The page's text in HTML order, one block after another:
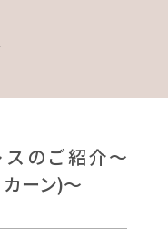
のご紹介～
ーン)～